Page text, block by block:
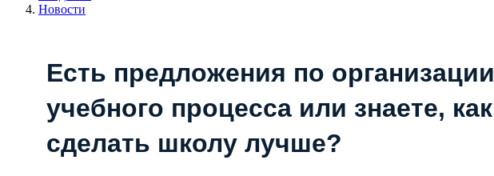
Новости
Есть предложения по организации
учебного процесса или знаете, как
сделать школу лучше?